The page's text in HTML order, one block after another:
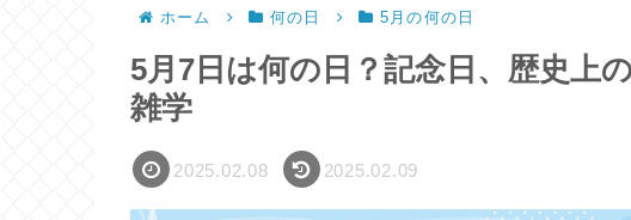
ホーム 何の日 5月の何の日
5月7日は何の日？記念日、歴史上
雑学
2025.02.08 2025.02.09